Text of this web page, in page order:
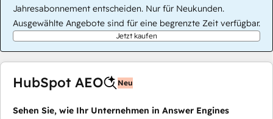
Jahresabonnement entscheiden. Nur für Neukunden.
Ausgewählte Angebote sind für eine begrenzte Zeit verfügbar.
Jetzt kaufen
HubSpot AEO Neu
Sehen Sie, wie Ihr Unternehmen in Answer Engines